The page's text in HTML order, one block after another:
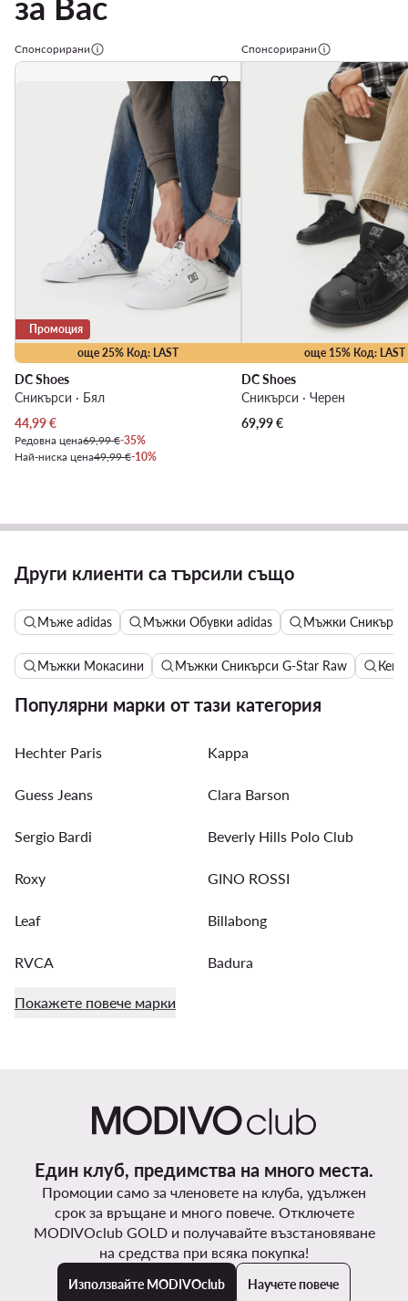
Спонсорирани
още 25% Код: LAST
Промоция
DC Shoes
Сникърси · Бял
Актуална цена
44,99€
Редовна цена69,99 €-35%
Най-ниска цена49,99 €-10%
Спонсорирани
още 15% Код: LAST
DC Shoes
Сникърси · Черен
69,99€
Други клиенти са търсили също
Мъже adidas Мъжки Обувки adidas Мъжки Сникърси
Мъжки Мокасини Мъжки Сникърси G-Star Raw
Популярни марки от тази категория
Hechter Paris Kappa
Guess Jeans Clara Barson
Sergio Bardi Beverly Hills Polo Club
Roxy GINO ROSSI
Leaf Billabong
RVCA Badura
Покажете повече марки
Един клуб, предимства на много места.
Промоции само за членовете на клуба, удължен
срок за връщане и много повече. Отключете
MODIVOclub GOLD и получавайте възстановяване
на средства при всяка покупка!
Използвайте MODIVOclub Научете повече